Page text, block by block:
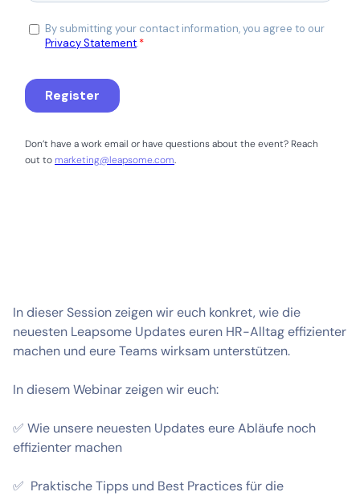
Don’t have a work email or have questions about the event? Reach
out to marketing@leapsome.com.
In dieser Session zeigen wir euch konkret, wie die
neuesten Leapsome Updates euren HR-Alltag effizienter
machen und eure Teams wirksam unterstützen.
In diesem Webinar zeigen wir euch:
✅ Wie unsere neuesten Updates eure Abläufe noch
effizienter machen
✅ Praktische Tipps und Best Practices für die